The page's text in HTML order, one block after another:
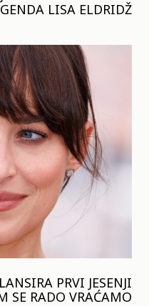
LISA ELDRIDŽ
PRVI JESENJI
SE RADO VRAĆAMO